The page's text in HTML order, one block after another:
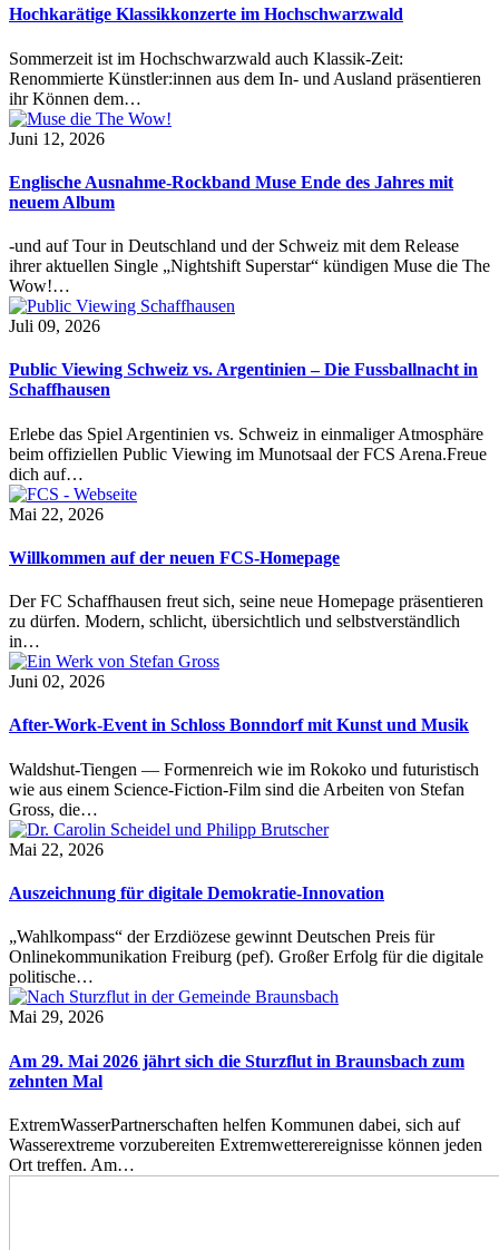
Hochkarätige Klassikkonzerte im Hochschwarzwald
Sommerzeit ist im Hochschwarzwald auch Klassik-Zeit:
Renommierte Künstler:innen aus dem In- und Ausland präsentieren
ihr Können dem…
Juni 12, 2026
Englische Ausnahme-Rockband Muse Ende des Jahres mit
neuem Album
-und auf Tour in Deutschland und der Schweiz mit dem Release
ihrer aktuellen Single „Nightshift Superstar“ kündigen Muse die The
Wow!…
Juli 09, 2026
Public Viewing Schweiz vs. Argentinien – Die Fussballnacht in
Schaffhausen
Erlebe das Spiel Argentinien vs. Schweiz in einmaliger Atmosphäre
beim offiziellen Public Viewing im Munotsaal der FCS Arena.Freue
dich auf…
Mai 22, 2026
Willkommen auf der neuen FCS-Homepage
Der FC Schaffhausen freut sich, seine neue Homepage präsentieren
zu dürfen. Modern, schlicht, übersichtlich und selbstverständlich
in…
Juni 02, 2026
After-Work-Event in Schloss Bonndorf mit Kunst und Musik
Waldshut-Tiengen — Formenreich wie im Rokoko und futuristisch
wie aus einem Science-Fiction-Film sind die Arbeiten von Stefan
Gross, die…
Mai 22, 2026
Auszeichnung für digitale Demokratie-Innovation
„Wahlkompass“ der Erzdiözese gewinnt Deutschen Preis für
Onlinekommunikation Freiburg (pef). Großer Erfolg für die digitale
politische…
Mai 29, 2026
Am 29. Mai 2026 jährt sich die Sturzflut in Braunsbach zum
zehnten Mal
ExtremWasserPartnerschaften helfen Kommunen dabei, sich auf
Wasserextreme vorzubereiten Extremwetterereignisse können jeden
Ort treffen. Am…